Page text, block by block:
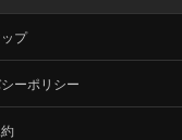
プ
ーポリシー